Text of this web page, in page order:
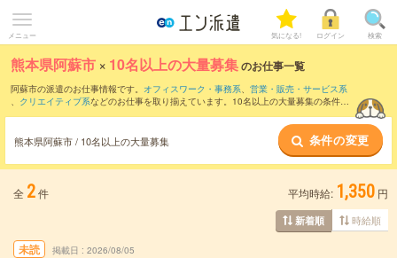
メニュー 気になる! ログイン 検索
熊本県阿蘇市 × 10名以上の大量募集のお仕事一覧
阿蘇市の派遣のお仕事情報です。 オフィスワーク・事務系、 営業・販売・サービス系
、 クリエイティブ系などのお仕事を取り揃えています。10名以上の大量募集の条件の
熊本県阿蘇市 / 10名以上の大量募集 条件の変更
全 2件 平均時給: 1,350 円
新着順 時給順
未読 掲載日 2026/08/05